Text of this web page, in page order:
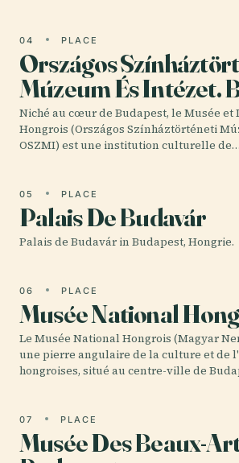
04 PLACE
Országos
Múzeum És Intézet.
Niché au cœur de Budapest, le Musée
Hongrois (Országos Színháztörténeti
OSZMI) est une institution culturelle de…
05 PLACE
Palais De Budavár
Palais de Budavár in Budapest, Hongrie.
06 PLACE
Musée National
Le Musée National Hongrois (Magyar
une pierre angulaire de la culture et de
hongroises, situé au centre-ville de
07 PLACE
Musée Des Beaux-